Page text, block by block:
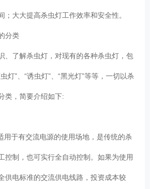
；大大提高杀虫灯工作效率和安全性。
分类
、了解杀虫灯，对现有的各种杀虫灯，包
灯”、“诱虫灯”、“黑光灯”等等，一切以杀
类，简要介绍如下:
用于有交流电源的使用场地，是传统的杀
控制，也可实行全自动控制。如果为使用
供电标准的交流供电线路，投资成本较